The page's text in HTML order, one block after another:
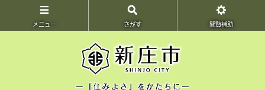
メニュ－ さがす 閲覧補助